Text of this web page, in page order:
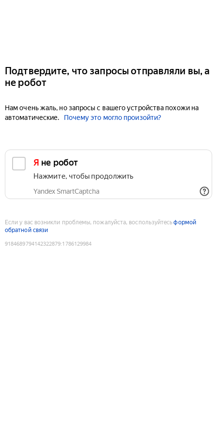
Подтвердите, что запросы отправляли вы, а
не робот
Нам очень жаль, но запросы с вашего устройства похожи на
автоматические.
Почему это могло произойти?
Я не робот
Нажмите, чтобы продолжить
Yandex SmartCaptcha
Если у вас возникли проблемы, пожалуйста, воспользуйтесьформой
обратной связи
9184689794142322879:1786129984